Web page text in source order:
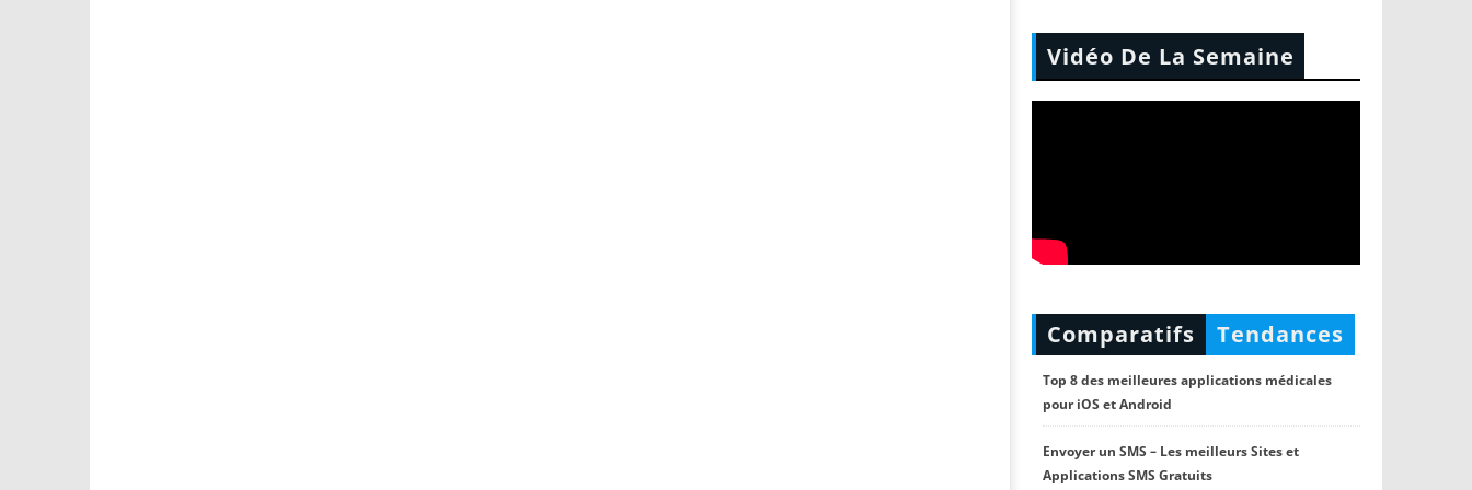
Vidéo De La Semaine
Comparatifs Tendances
Top 8 des meilleures applications médicales
pour iOS et Android
Envoyer un SMS – Les meilleurs Sites et
Applications SMS Gratuits